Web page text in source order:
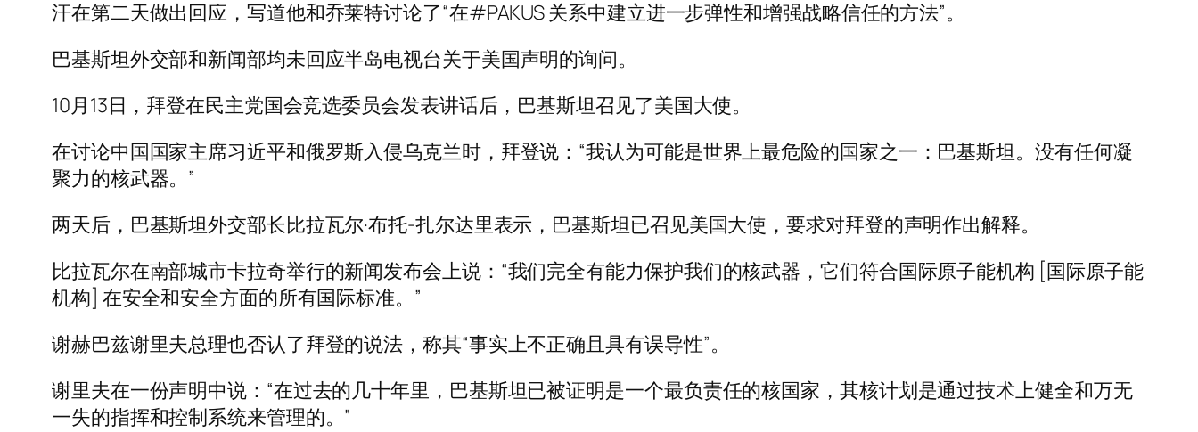
汗在第二天做出回应，写道他和乔莱特讨论了“在#PAKUS 关系中建立进一步弹性和增强战略信任的方法”。
巴基斯坦外交部和新闻部均未回应半岛电视台关于美国声明的询问。
10月13日，拜登在民主党国会竞选委员会发表讲话后，巴基斯坦召见了美国大使。
在讨论中国国家主席习近平和俄罗斯入侵乌克兰时，拜登说：“我认为可能是世界上最危险的国家之一：巴基斯坦。没有任何凝
聚力的核武器。”
两天后，巴基斯坦外交部长比拉瓦尔·布托-扎尔达里表示，巴基斯坦已召见美国大使，要求对拜登的声明作出解释。
比拉瓦尔在南部城市卡拉奇举行的新闻发布会上说：“我们完全有能力保护我们的核武器，它们符合国际原子能机构 [国际原子能
机构] 在安全和安全方面的所有国际标准。”
谢赫巴兹谢里夫总理也否认了拜登的说法，称其“事实上不正确且具有误导性”。
谢里夫在一份声明中说：“在过去的几十年里，巴基斯坦已被证明是一个最负责任的核国家，其核计划是通过技术上健全和万无
一失的指挥和控制系统来管理的。”